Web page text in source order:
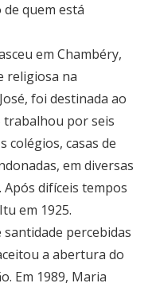
quem está
em Chambéry,
religiosa na
foi destinada ao
trabalhou por seis
colégios, casas de
em diversas
Após difíceis tempos
em 1925.
percebidas
a abertura do
Em 1989, Maria